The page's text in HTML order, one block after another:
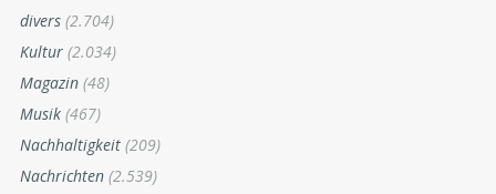
divers (2.704)
Kultur (2.034)
Magazin (48)
Musik (467)
Nachhaltigkeit (209)
Nachrichten (2.539)